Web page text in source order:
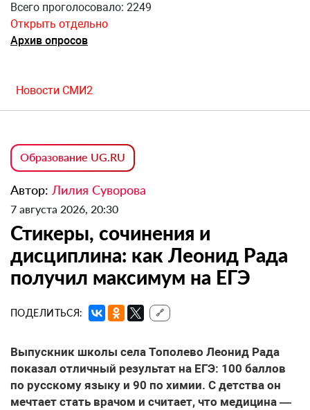
Всего проголосовало: 2249
Открыть отдельно
Архив опросов
Новости СМИ2
Образование UG.RU
Автор: Лилия Суворова
7 августа 2026, 20:30
Стикеры, сочинения и
дисциплина: как Леонид Рада
получил максимум на ЕГЭ
ПОДЕЛИТЬСЯ: 🔗
Выпускник школы села Тополево Леонид Рада
показал отличный результат на ЕГЭ: 100 баллов
по русскому языку и 90 по химии. С детства он
мечтает стать врачом и считает, что медицина —